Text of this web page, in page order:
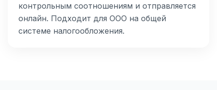
контрольным соотношениям и отправляется
онлайн. Подходит для ООО на общей
системе налогообложения.